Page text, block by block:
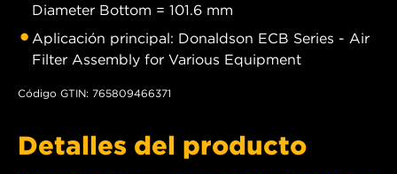
Diameter Bottom = 101.6 mm
Aplicación principal: Donaldson ECB Series - Air
Filter Assembly for Various Equipment
Código GTIN: 765809466371
Detalles del producto